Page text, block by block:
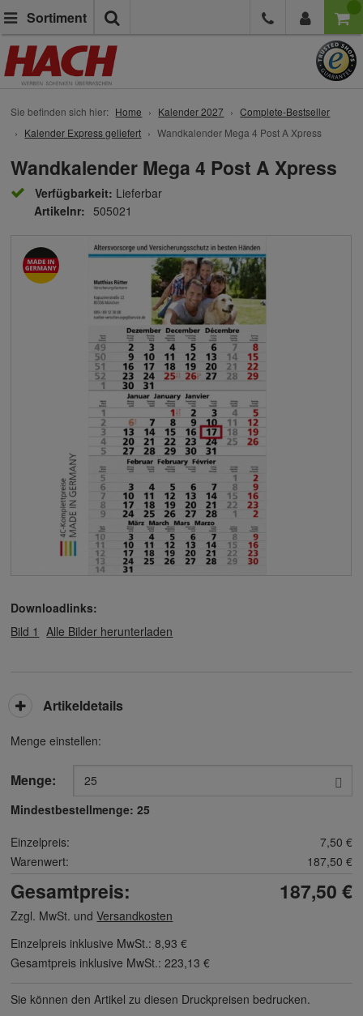
Sortiment
Sie befinden sich hier: Home Kalender 2027
Complete-Bestseller
Kalender Express geliefert
Wandkalender Mega 4 Post A Xpress
Wandkalender Mega 4 Post A Xpress
Verfügbarkeit: Lieferbar
Artikelnr: 505021
Downloadlinks:
Bild 1
Alle Bilder herunterladen
Menge einstellen:
Menge:
Mindestbestellmenge:25
Einzelpreis:
7,50 €
Warenwert:
187,50 €
Gesamtpreis: 187,50 €
Zzgl. MwSt. undVersandkosten
Einzelpreis inklusive MwSt.:8,93 €
Gesamtpreis inklusive MwSt.:223,13 €
Sie können den Artikel zu diesen Druck­preisen bedrucken.
Artikeldetails